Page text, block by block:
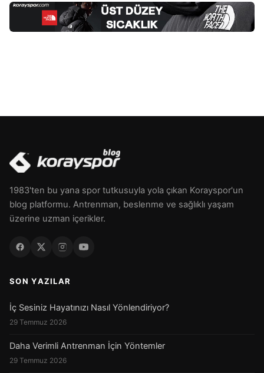
kolesterolü düşürürken iyi kolesterol seviyesini artırabilir.
Bu nedenle, […]
1983'ten bu yana spor tutkusuyla yola çıkan Korayspor'un
blog platformu. Antrenman, beslenme ve sağlıklı yaşam
üzerine uzman içerikler.
SON YAZILAR
İç Sesiniz Hayatınızı Nasıl Yönlendiriyor?
29 Temmuz 2026
Daha Verimli Antrenman İçin Yöntemler
29 Temmuz 2026